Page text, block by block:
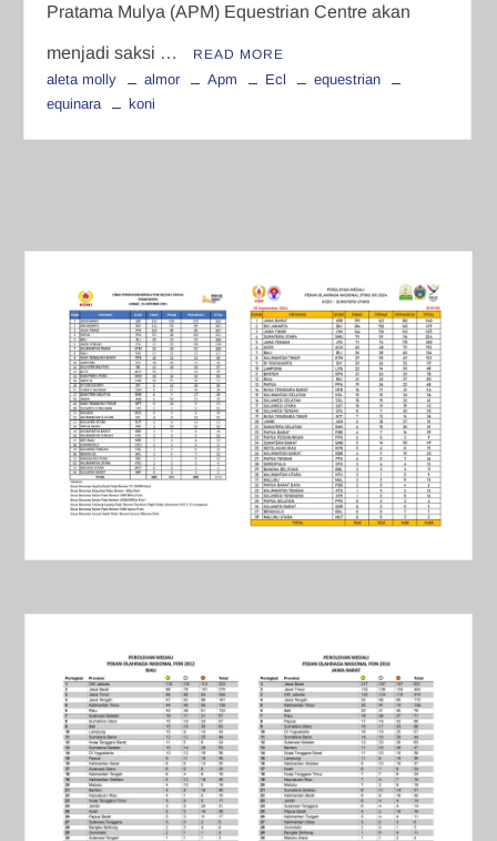
Pratama Mulya (APM) Equestrian Centre akan
menjadi saksi … READ MORE
aleta molly almor Apm Ecl
equestrian
equinara
koni